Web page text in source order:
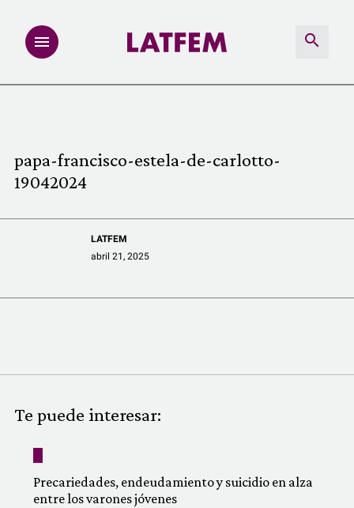
MULTIMEDIA
REDACCIÓN ABIERTA
papa-francisco-estela-de-carlotto-
19042024
LATFEM
abril 21, 2025
Te puede interesar:
Precariedades, endeudamiento y suicidio en alza
entre los varones jóvenes